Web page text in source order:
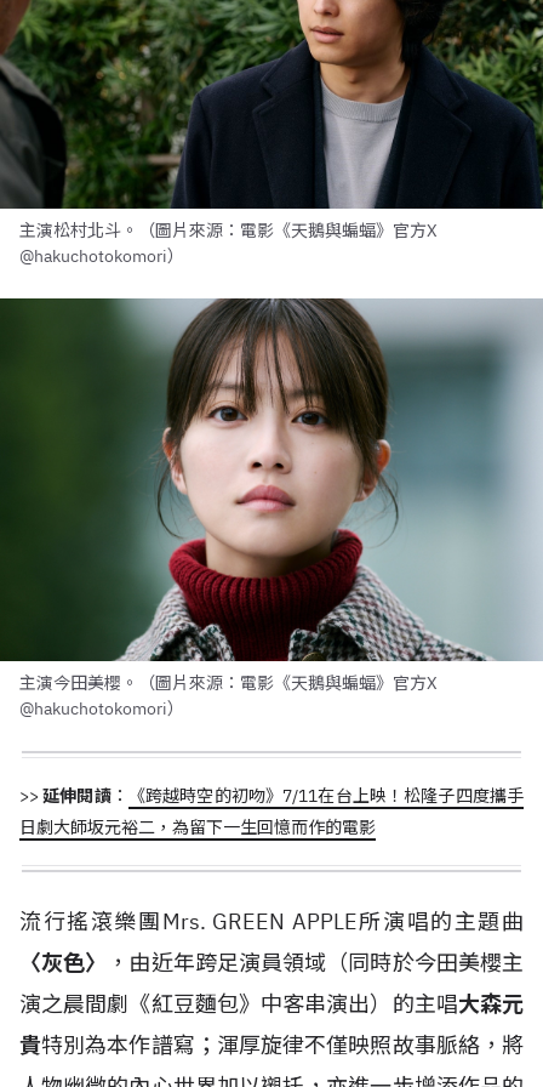
主演松村北斗。（圖片來源：電影《天鵝與蝙蝠》官方X
@hakuchotokomori）
主演今田美櫻。（圖片來源：電影《天鵝與蝙蝠》官方X
@hakuchotokomori）
>>延伸閱讀：
《跨越時空的初吻》7/11在台上映！松隆子四度攜手
日劇大師坂元裕二，為留下一生回憶而作的電影
流行搖滾樂團Mrs. GREEN APPLE所演唱的主題曲
〈灰色〉
，由近年跨足演員領域（同時於今田美櫻主
演之晨間劇《紅豆麵包》中客串演出）的主唱大森元
貴特別為本作譜寫；渾厚旋律不僅映照故事脈絡，將